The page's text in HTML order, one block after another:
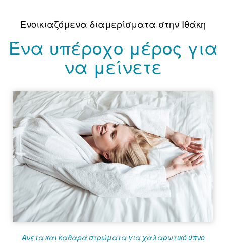
Ενοικιαζόμενα διαμερίσματα στην Ιθάκη
Ένα υπέροχο μέρος για
να μείνετε
Άνετα και καθαρά στρώματα για χαλαρωτικό ύπνο